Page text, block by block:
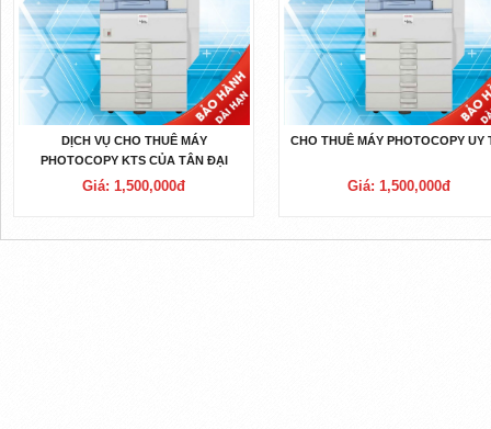
DỊCH VỤ CHO THUÊ MÁY
PHOTOCOPY KTS CỦA TÂN ĐẠI
PHÁT
Giá: 1,500,000đ
CHO THUÊ MÁY PHOTOCOPY UY
Giá: 1,500,000đ